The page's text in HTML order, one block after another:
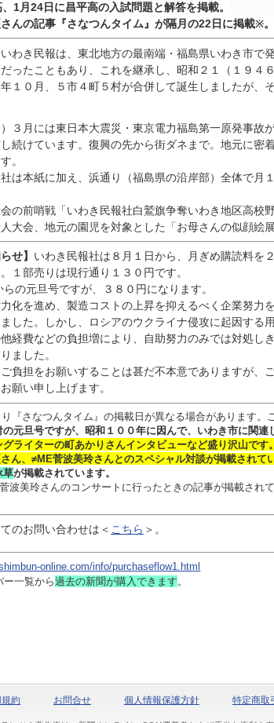
1月24日に昌平高の入試問題と解答を掲載。
んの記事『さなつんタイム』が隔月の22日に掲載※。
いわき民報は、東北地方の最南端・福島県いわき市で
ったこともあり、これを継承し、昭和２１（１９４
１０月、５市４町５村が合併して誕生しましたが、
３月には東日本大震災・東京電力福島第一原発事故
続けています。復興の先から街ダネまで。地元に密
。
は本紙に加え、浜通り（福島県の沿岸部）全体で月１
の前哨戦「いわき民報社白鷲旗争奪いわき地区高校
大会、地元の園児を対象とした「お母さんの似顔絵
せ】 いわき民報社は８月１日から、月ぎめ購読料を
１部売りは現行通り１３０円です。
らの元旦号ですが、３８０円になります。
化を進め、製造コストの上昇を抑えるべく企業努力
した。しかし、ロシアのウクライナ侵攻に起因する
経費などの負担増により、自助努力のみでは対処し
ました。
負担をお願いすることは甚だ不本意でありますが、
願い申し上げます。
『さなつんタイム』の掲載日が異なる場合があります。
の元旦号ですが、昭和１００年に因んで、いわき市に関
グライターの町あかりさんインタビューなど盛り沢山です。
ん、≠ME菅波美玲さんとのスペシャル対談が掲載されて
草が掲載されています。
波美玲さんのコンサートに行ったときの記事が掲載され
のお問い合わせは ＜ こちら ＞。
online.com/info/purchaseflow1.html
ー一覧から過去の新聞が購入できます。
約 お問合せ 個人情報保護方針 特定商取